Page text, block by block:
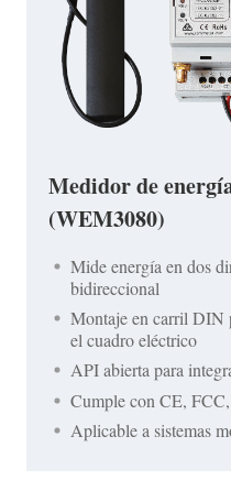
Medidor de
(WEM3080)
Mide energía en dos
bidireccional
Montaje en carril DIN
el cuadro eléctrico
API abierta para
Cumple con CE,
Aplicable a sistemas